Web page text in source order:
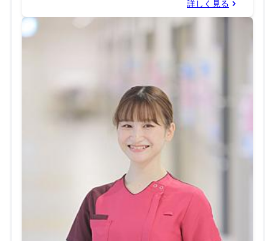
詳しく見る